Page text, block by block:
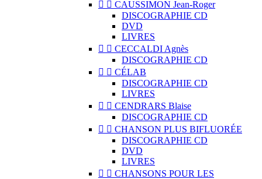
  CAUSSIMON Jean-Roger
DISCOGRAPHIE CD
DVD
LIVRES
  CECCALDI Agnès
DISCOGRAPHIE CD
  CÉLAB
DISCOGRAPHIE CD
LIVRES
  CENDRARS Blaise
DISCOGRAPHIE CD
  CHANSON PLUS BIFLUORÉE
DISCOGRAPHIE CD
DVD
LIVRES
  CHANSONS POUR LES